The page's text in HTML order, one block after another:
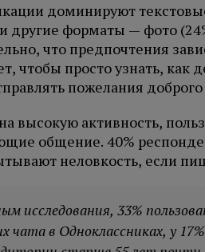
доминируют
другие форматы — фото
что предпочтения
чтобы просто узнать, как
пожелания
высокую активность,
общение. 40%
неловкость, если
исследования, 33%
чата в Одноклассниках, у